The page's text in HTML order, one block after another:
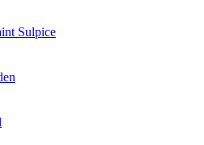
Sulpice